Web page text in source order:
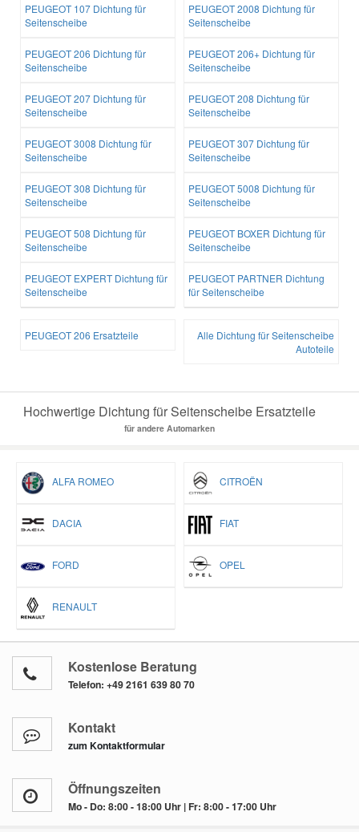
PEUGEOT 107 Dichtung für
Seitenscheibe
PEUGEOT 2008 Dichtung für
Seitenscheibe
PEUGEOT 206 Dichtung für
Seitenscheibe
PEUGEOT 206+ Dichtung für
Seitenscheibe
PEUGEOT 207 Dichtung für
Seitenscheibe
PEUGEOT 208 Dichtung für
Seitenscheibe
PEUGEOT 3008 Dichtung für
Seitenscheibe
PEUGEOT 307 Dichtung für
Seitenscheibe
PEUGEOT 308 Dichtung für
Seitenscheibe
PEUGEOT 5008 Dichtung für
Seitenscheibe
PEUGEOT 508 Dichtung für
Seitenscheibe
PEUGEOT BOXER Dichtung für
Seitenscheibe
PEUGEOT EXPERT Dichtung für
Seitenscheibe
PEUGEOT PARTNER Dichtung
für Seitenscheibe
PEUGEOT 206 Ersatzteile
Alle Dichtung für Seitenscheibe
Autoteile
Hochwertige Dichtung für Seitenscheibe Ersatzteile
für andere Automarken
ALFA ROMEO CITROËN
DACIA FIAT
FORD OPEL
RENAULT
Kostenlose Beratung
Telefon: +49 2161 639 80 70
Kontakt
zum Kontaktformular
Öffnungszeiten
Mo - Do: 8:00 - 18:00 Uhr | Fr: 8:00 - 17:00 Uhr